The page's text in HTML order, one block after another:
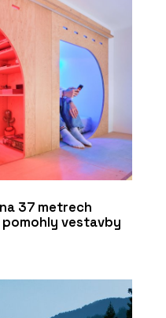
37 metrech
vestavby